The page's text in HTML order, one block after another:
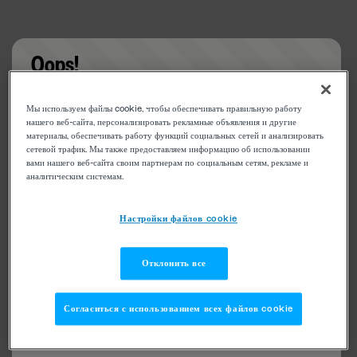
Oops!
Something went wrong. Please try refreshing the
app
Мы используем файлы cookie, чтобы обеспечивать правильную работу
нашего веб-сайта, персонализировать рекламные объявления и другие
материалы, обеспечивать работу функций социальных сетей и анализировать
сетевой трафик. Мы также предоставляем информацию об использовании
вами нашего веб-сайта своим партнерам по социальным сетям, рекламе и
аналитическим системам.
Настройки файлов cookie
Отклонить все
Согласиться с использованием всех файлов cookie